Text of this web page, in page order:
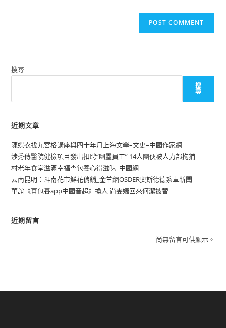
搜尋
搜
尋
近期文章
陳蝶衣找九宮格講座與四十年月上海文學–文史–中國作家網
涉秀傳醫院健檢項目發出扣聘“幽靈員工” 14人團伙被人力部拘捕
村老年食堂溢滿幸福查包養心得滋味_中國網
云南昆明：斗南花市鮮花俏銷_金羊網OSDER奧斯德德系車新聞
華誼《喜包養app中國音超》換人 尚雯婕回來何潔被替
近期留言
尚無留言可供顯示。